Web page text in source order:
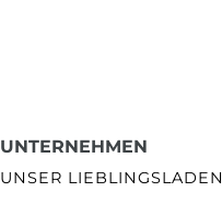
UNTERNEHMEN
UNSER LIEBLINGSLADEN